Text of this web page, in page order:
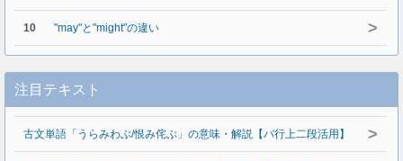
10 "may"と"might"の違い >
注目テキスト
古文単語「うらみわぶ/恨み侘ぶ」の意味・解説【バ行上二段活用】 >